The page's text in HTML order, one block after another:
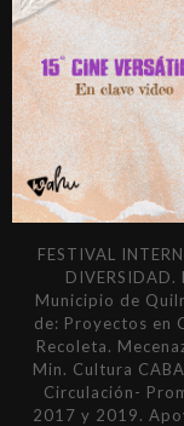
FESTIVAL
Municipio de
de: Proyectos en
Recoleta.
Min. Cultura
Circulación-
2017 y 2019.